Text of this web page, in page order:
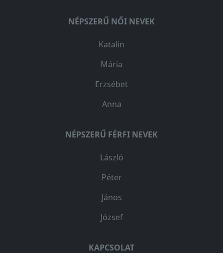
NÉPSZERŰ NŐI NEVEK
Katalin
Mária
Erzsébet
Anna
NÉPSZERŰ FÉRFI NEVEK
László
Péter
János
József
KAPCSOLAT